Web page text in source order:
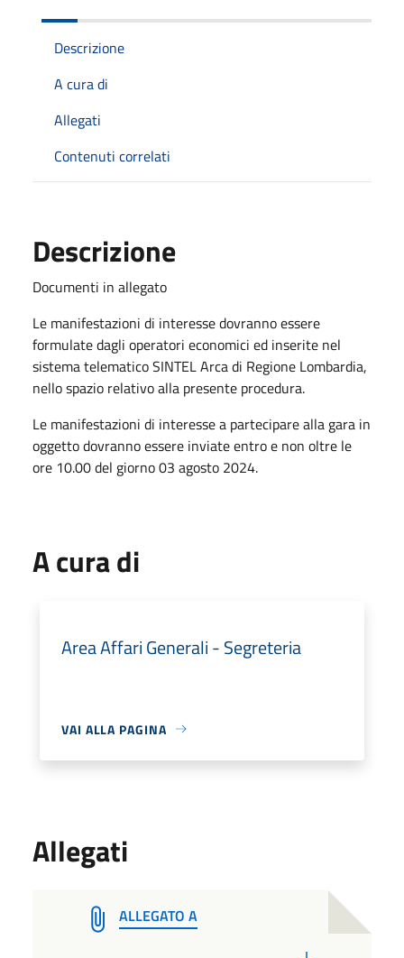
Descrizione
A cura di
Allegati
Contenuti correlati
Descrizione
Documenti in allegato
Le manifestazioni di interesse dovranno essere
formulate dagli operatori economici ed inserite nel
sistema telematico SINTEL Arca di Regione Lombardia,
nello spazio relativo alla presente procedura.
Le manifestazioni di interesse a partecipare alla gara in
oggetto dovranno essere inviate entro e non oltre le
ore 10.00 del giorno 03 agosto 2024.
A cura di
Area Affari Generali - Segreteria
VAI ALLA PAGINA
Allegati
ALLEGATO A